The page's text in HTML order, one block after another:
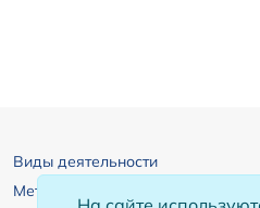
Виды деятельности
Металлоконструкции